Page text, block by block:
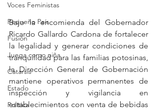
Voces Feministas
Pequeño País
Fusión
Juega como niña
Catarsis
Estado
Política
Bajo la encomienda del Gobernador
Ricardo Gallardo Cardona de fortalecer
la legalidad y generar condiciones de
tranquilidad para las familias potosinas,
la Dirección General de Gobernación
mantiene operativos permanentes de
inspección y vigilancia en
establecimientos con venta de bebidas